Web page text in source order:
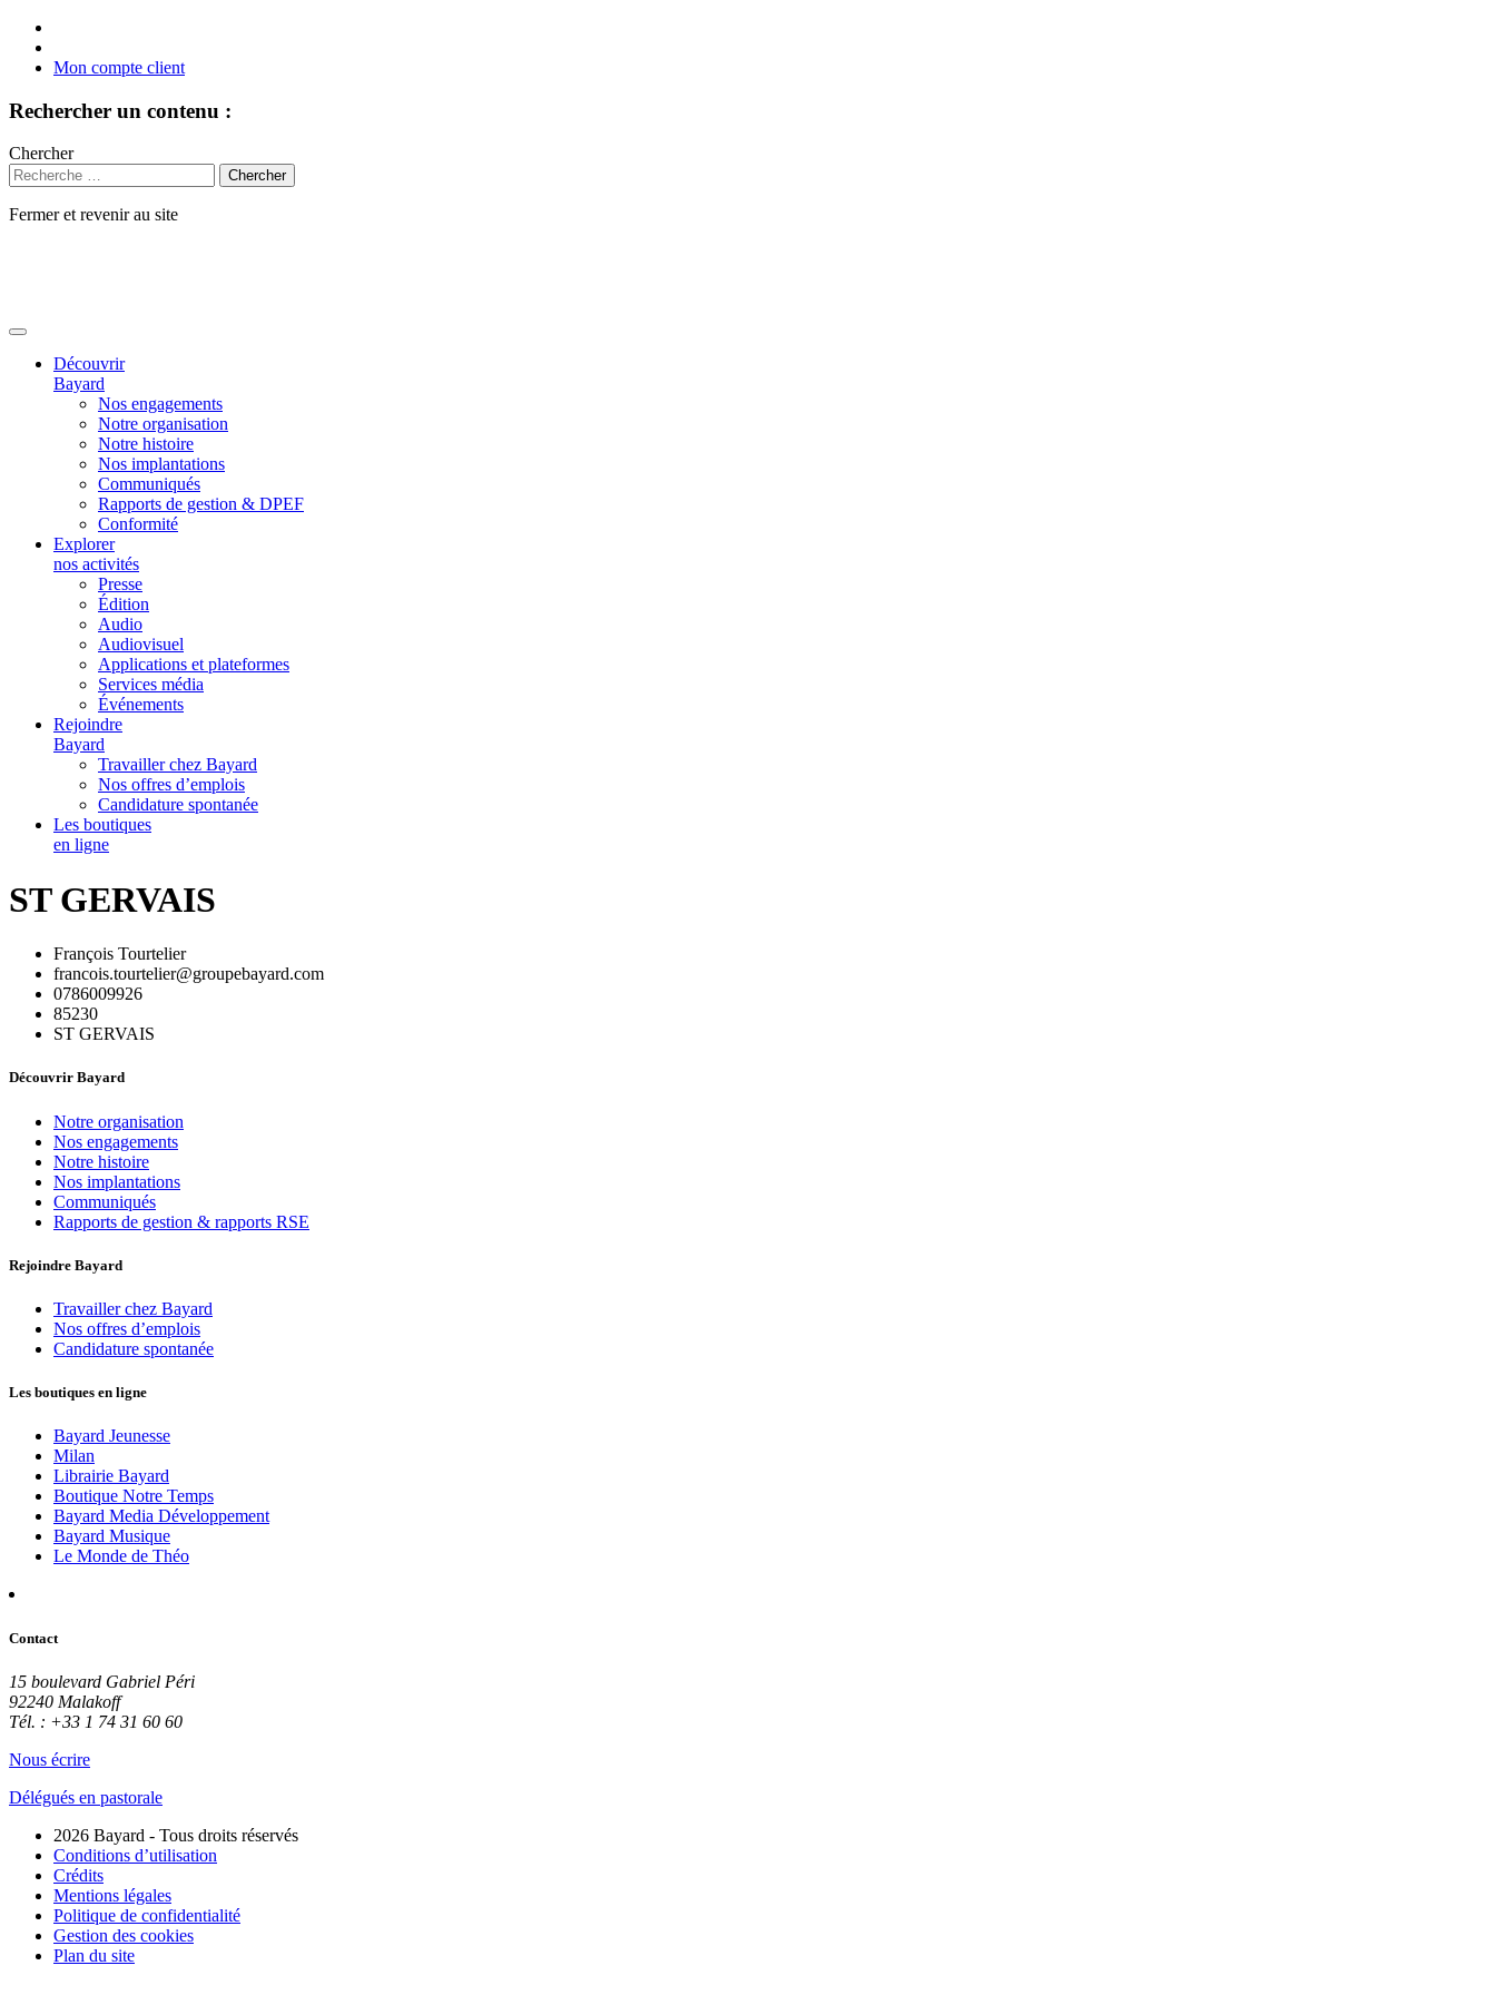
Mon compte client
Rechercher un contenu :
Chercher
Fermer et revenir au site
Découvrir
Bayard
Nos engagements
Notre organisation
Notre histoire
Nos implantations
Communiqués
Rapports de gestion & DPEF
Conformité
Explorer
nos activités
Presse
Édition
Audio
Audiovisuel
Applications et plateformes
Services média
Événements
Rejoindre
Bayard
Travailler chez Bayard
Nos offres d’emplois
Candidature spontanée
Les boutiques
en ligne
ST GERVAIS
François Tourtelier
francois.tourtelier@groupebayard.com
0786009926
85230
ST GERVAIS
Découvrir Bayard
Notre organisation
Nos engagements
Notre histoire
Nos implantations
Communiqués
Rapports de gestion & rapports RSE
Rejoindre Bayard
Travailler chez Bayard
Nos offres d’emplois
Candidature spontanée
Les boutiques en ligne
Bayard Jeunesse
Milan
Librairie Bayard
Boutique Notre Temps
Bayard Media Développement
Bayard Musique
Le Monde de Théo
Contact
15 boulevard Gabriel Péri
92240 Malakoff
Tél. : +33 1 74 31 60 60
Nous écrire
Délégués en pastorale
2026 Bayard - Tous droits réservés
Conditions d’utilisation
Crédits
Mentions légales
Politique de confidentialité
Gestion des cookies
Plan du site